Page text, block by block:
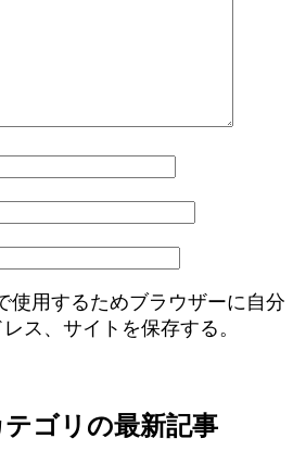
使用するためブラウザーに自分
ス、サイトを保存する。
テゴリの最新記事